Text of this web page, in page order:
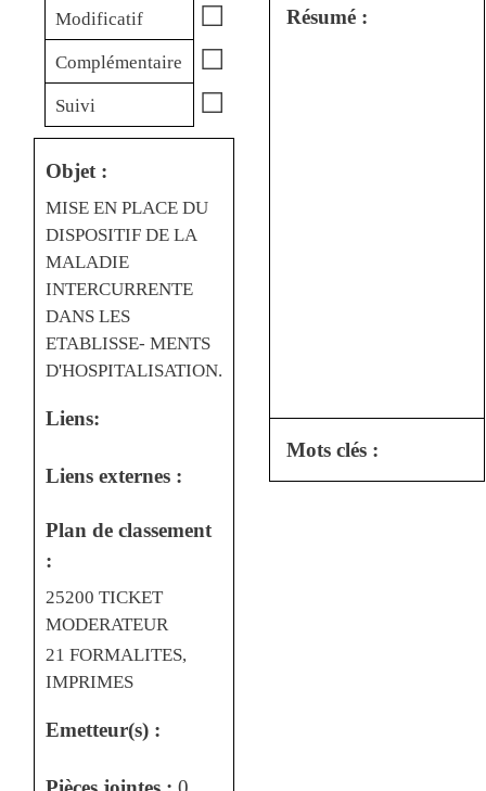
Modificatif ☐
Complémentaire ☐
Suivi ☐
Objet :
MISE EN PLACE DU
DISPOSITIF DE LA
MALADIE
INTERCURRENTE
DANS LES
ETABLISSE- MENTS
D'HOSPITALISATION.
Liens:
Liens externes :
Plan de classement
:
25200 TICKET
MODERATEUR
21 FORMALITES,
IMPRIMES
Emetteur(s) :
Résumé :
Mots clés :